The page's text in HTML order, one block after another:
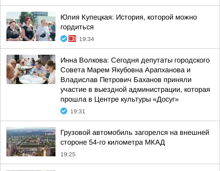
Юлия Купецкая: История, которой можно
гордиться
19:34
Инна Волкова: Сегодня депутаты городского
Совета Марем Якубовна Арапханова и
Владислав Петрович Баханов приняли
участие в выездной администрации, которая
прошла в Центре культуры «Досуг»
19:31
Грузовой автомобиль загорелся на внешней
стороне 54-го километра МКАД
19:25